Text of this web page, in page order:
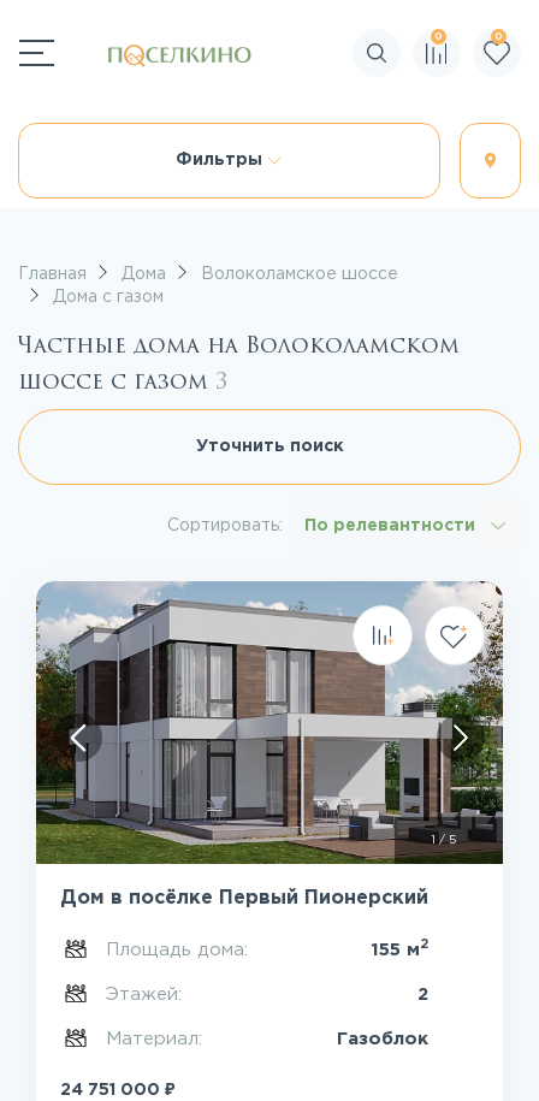
Поиск по сайту
0 0
Фильтры
Главная Дома
Волоколамское шоссе
Дома с газом
Частные дома на Волоколамском
шоссе с газом 3
Уточнить поиск
Сортировать: По релевантности
1 /5
Дом в посёлке Первый Пионерский
Площадь дома: 155 м 2
Этажей: 2
Материал: Газоблок
24 751 000 ₽